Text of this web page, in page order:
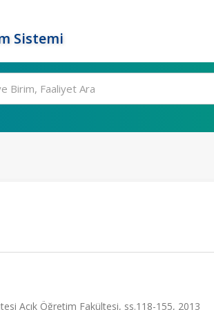
Sistemi
Açık Öğretim Fakültesi, ss.118-155, 2013